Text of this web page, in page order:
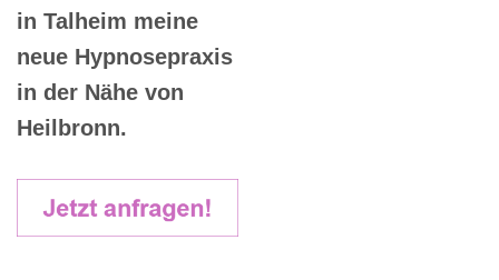
in Talheim meine
neue Hypnosepraxis
in der Nähe von
Heilbronn.